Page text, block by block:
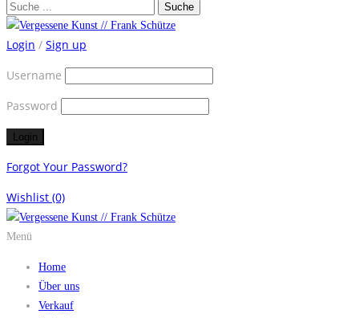
Login / Sign up
Username
Password
Forgot Your Password?
Wishlist (0)
Menü
Home
Über uns
Verkauf